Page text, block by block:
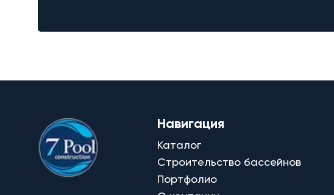
Навигация
Каталог
Строительство бассейнов
Портфолио